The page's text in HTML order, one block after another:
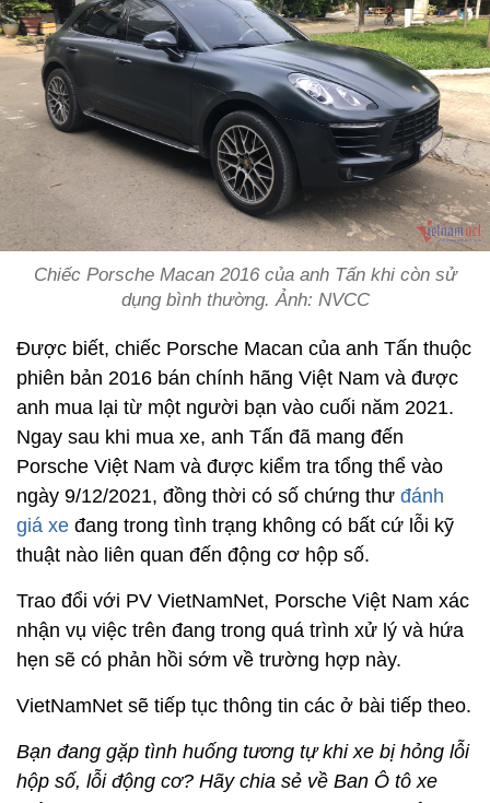
Chiếc Porsche Macan 2016 của anh Tấn khi còn sử
dụng bình thường. Ảnh: NVCC
Được biết, chiếc Porsche Macan của anh Tấn thuộc
phiên bản 2016 bán chính hãng Việt Nam và được
anh mua lại từ một người bạn vào cuối năm 2021.
Ngay sau khi mua xe, anh Tấn đã mang đến
Porsche Việt Nam và được kiểm tra tổng thể vào
ngày 9/12/2021, đồng thời có số chứng thư đánh
giá xe đang trong tình trạng không có bất cứ lỗi kỹ
thuật nào liên quan đến động cơ hộp số.
Trao đổi với PV VietNamNet, Porsche Việt Nam xác
nhận vụ việc trên đang trong quá trình xử lý và hứa
hẹn sẽ có phản hồi sớm về trường hợp này.
VietNamNet sẽ tiếp tục thông tin các ở bài tiếp theo.
Bạn đang gặp tình huống tương tự khi xe bị hỏng lỗi
hộp số, lỗi động cơ? Hãy chia sẻ về Ban Ô tô xe